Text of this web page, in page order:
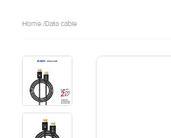
Home /Data cable